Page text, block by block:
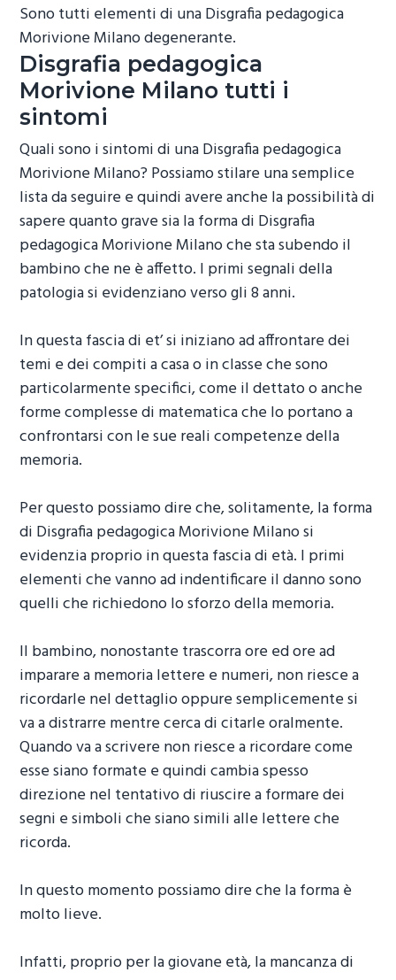
Sono tutti elementi di unaDisgrafia pedagogica
Morivione Milanodegenerante.
Disgrafia pedagogica
Morivione Milano tutti i
sintomi
Quali sono i sintomi di unaDisgrafia pedagogica
Morivione Milano? Possiamo stilare una semplice
lista da seguire e quindi avere anche la possibilità di
sapere quanto grave sia la forma di Disgrafia
pedagogica Morivione Milanoche sta subendo il
bambino che ne è affetto. I primi segnali della
patologia si evidenziano verso gli 8 anni.
In questa fascia di et’ si iniziano ad affrontare dei
temi e dei compiti a casa o in classe che sono
particolarmente specifici, come il dettato o anche
forme complesse di matematica che lo portano a
confrontarsi con le sue reali competenze della
memoria.
Per questo possiamo dire che, solitamente, la forma
di Disgrafia pedagogica Morivione Milanosi
evidenzia proprio in questa fascia di età. I primi
elementi che vanno ad indentificare il danno sono
quelli che richiedono lo sforzo della memoria.
Il bambino, nonostante trascorra ore ed ore ad
imparare a memoria lettere e numeri, non riesce a
ricordarle nel dettaglio oppure semplicemente si
va a distrarre mentre cerca di citarle oralmente.
Quando va a scrivere non riesce a ricordare come
esse siano formate e quindi cambia spesso
direzione nel tentativo di riuscire a formare dei
segni e simboli che siano simili alle lettere che
ricorda.
In questo momento possiamo dire che la forma è
molto lieve.
Infatti, proprio per la giovane età, la mancanza di